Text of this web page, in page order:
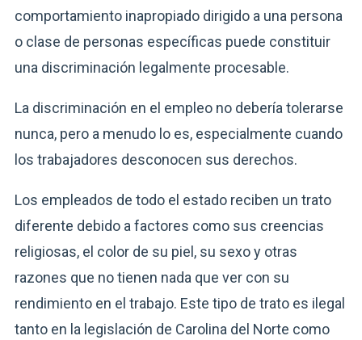
comportamiento inapropiado dirigido a una persona
o clase de personas específicas puede constituir
una discriminación legalmente procesable.
La discriminación en el empleo no debería tolerarse
nunca, pero a menudo lo es, especialmente cuando
los trabajadores desconocen sus derechos.
Los empleados de todo el estado reciben un trato
diferente debido a factores como sus creencias
religiosas, el color de su piel, su sexo y otras
razones que no tienen nada que ver con su
rendimiento en el trabajo. Este tipo de trato es ilegal
tanto en la legislación de Carolina del Norte como